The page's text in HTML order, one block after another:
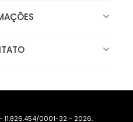
0001-32 - 2026.